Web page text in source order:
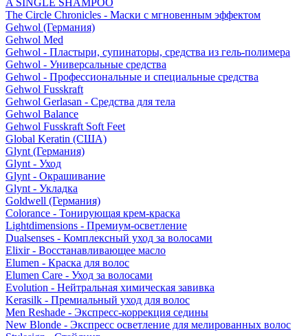
A SINGLE SHAMPOO
The Circle Chronicles - Маски с мгновенным эффектом
Gehwol (Германия)
Gehwol Med
Gehwol - Пластыри, супинаторы, средства из гель-полимера
Gehwol - Универсальные средства
Gehwol - Профессиональные и специальные средства
Gehwol Fusskraft
Gehwol Gerlasan - Средства для тела
Gehwol Balance
Gehwol Fusskraft Soft Feet
Global Keratin (США)
Glynt (Германия)
Glynt - Уход
Glynt - Окрашивание
Glynt - Укладка
Goldwell (Германия)
Colorance - Тонирующая крем-краска
Lightdimensions - Премиум-осветление
Dualsenses - Комплексный уход за волосами
Elixir - Восстанавливающее масло
Elumen - Краска для волос
Elumen Care - Уход за волосами
Evolution - Нейтральная химическая завивка
Kerasilk - Премиальный уход для волос
Men Reshade - Экспресс-коррекция седины
New Blonde - Экспресс осветление для мелированных волос